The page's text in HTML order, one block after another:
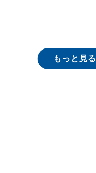
もっと見る